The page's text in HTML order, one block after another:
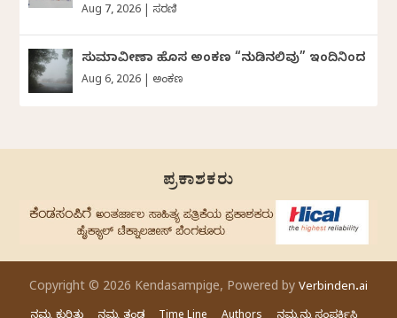
Aug 7, 2026 ಸರಣಿ
ಸುಮಾವೀಣಾ ಹೊಸ ಅಂಕಣ “ನುಡಿನಲಿವು” ಇಂದಿನಿಂದ
Aug 6, 2026 ಅಂಕಣ
ಪ್ರಕಾಶಕರು
Copyright © 2026 Kendasampige, Powered by Verbinden.ai